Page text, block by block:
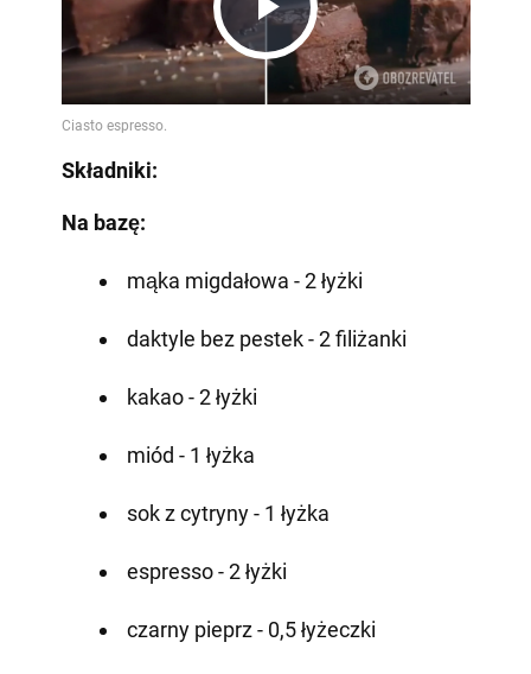
Play
Składniki:
Na bazę:
mąka migdałowa - 2 łyżki
daktyle bez pestek - 2 filiżanki
kakao - 2 łyżki
miód - 1 łyżka
sok z cytryny - 1 łyżka
espresso - 2 łyżki
czarny pieprz - 0,5 łyżeczki